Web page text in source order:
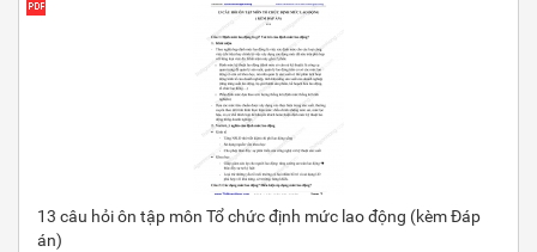
13 câu hỏi ôn tập môn Tổ chức định mức lao động (kèm Đáp
án)